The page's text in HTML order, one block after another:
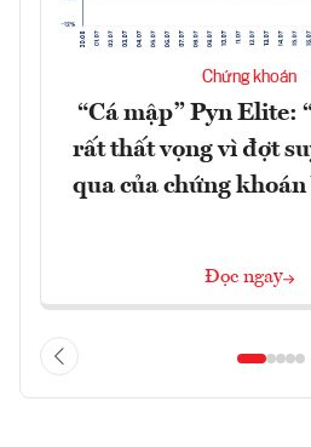
Chứng khoán
“Cá mập” Pyn Elite:
rất thất vọng vì đợt
qua của chứng
Đọc ngay